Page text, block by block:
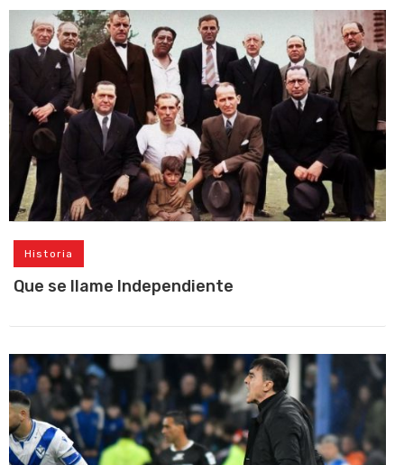
Historia
Que se llame Independiente